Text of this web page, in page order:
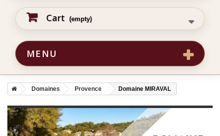
Cart (empty)
MENU
Domaines Provence Domaine MIRAVAL